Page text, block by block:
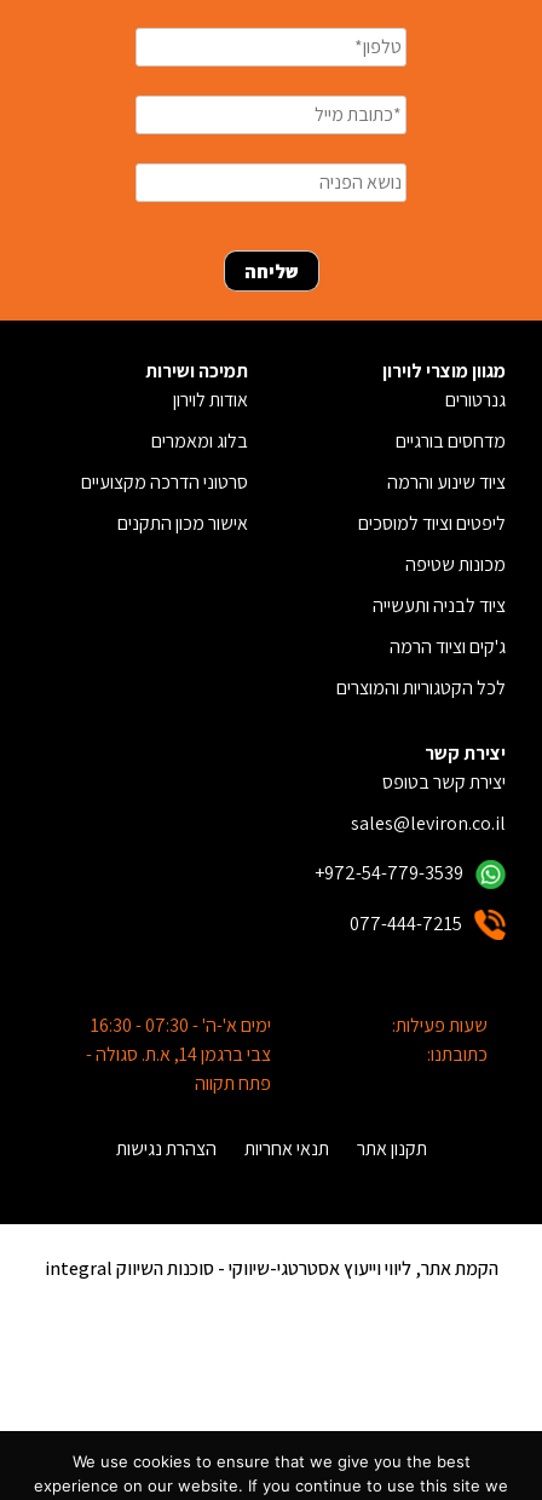
מגוון מוצרי לוירון
גנרטורים
מדחסים בורגיים
ציוד שינוע והרמה
ליפטים וציוד למוסכים
מכונות שטיפה
ציוד לבניה ותעשייה
ג'קים וציוד הרמה
לכל הקטגוריות והמוצרים
תמיכה ושירות
אודות לוירון
בלוג ומאמרים
סרטוני הדרכה מקצועיים
אישור מכון התקנים
יצירת קשר
יצירת קשר בטופס
sales@leviron.co.il
+972-54-779-3539
077-444-7215
שעות פעילות:
ימים א'-ה' - 07:30 - 16:30
כתובתנו:
צבי ברגמן 14, א.ת. סגולה -
פתח תקווה
תקנון אתר תנאי אחריות הצהרת נגישות
הקמת אתר, ליווי וייעוץ אסטרטגי-שיווקי -סוכנות השיווק integral
We use cookies to ensure that we give you the best
experience on our website. If you continue to use this site we